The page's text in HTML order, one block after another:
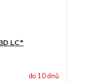
LC*
do 10 dnů